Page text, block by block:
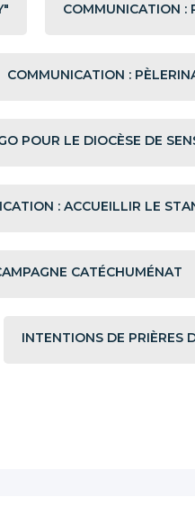
COMMUNICATION :
COMMUNICATION :
POUR LE DIOCÈSE DE
: ACCUEILLIR LE
CATÉCHUMÉNAT
INTENTIONS DE PRIÈRES